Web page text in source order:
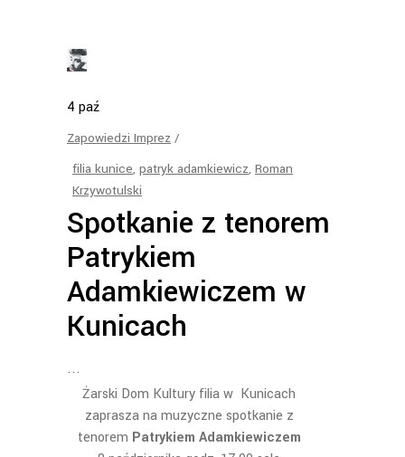
4 paź
Zapowiedzi Imprez
filia kunice, patryk adamkiewicz, Roman
Krzywotulski
Spotkanie z tenorem
Patrykiem
Adamkiewiczem w
Kunicach
Żarski Dom Kultury filia w Kunicach
zaprasza na muzyczne spotkanie z
tenorem Patrykiem Adamkiewiczem